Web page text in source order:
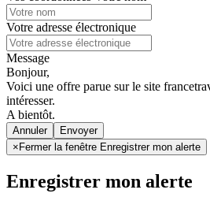
Votre adresse électronique
Message
Bonjour,
Voici une offre parue sur le site
intéresser.
A bientôt.
Annuler
× Fermer la fenêtre Enregistrer mon alerte
Enregistrer mon alerte